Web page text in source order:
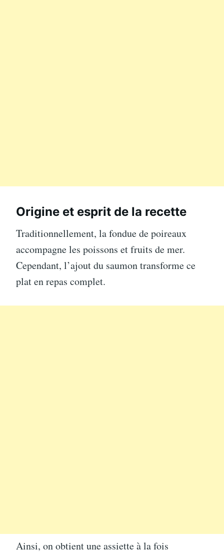
Origine et esprit de la recette
Traditionnellement, la fondue de poireaux
accompagne les poissons et fruits de mer.
Cependant, l’ajout du saumon transforme ce
plat en repas complet.
Ainsi, on obtient une assiette à la fois